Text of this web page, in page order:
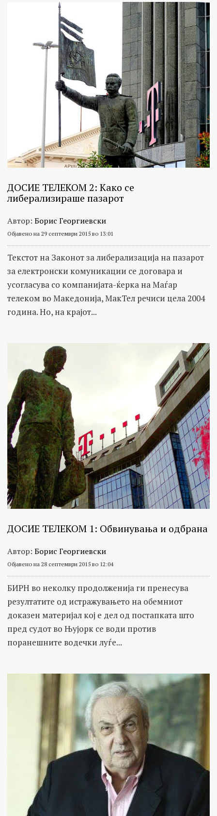
ДОСИЕ ТЕЛЕКОМ 2: Како се
либерализираше пазарот
Автор: Борис Георгиевски
Објавено на 29 септември 2015 во 13:01
Текстот на Законот за либерализација на пазарот
за електронски комуникации се договара и
усогласува со компанијата-ќерка на Маѓар
телеком во Македонија, МакТел речиси цела 2004
година. Но, на крајот...
ДОСИЕ ТЕЛЕКОМ 1: Обвинувања и одбрана
Автор: Борис Георгиевски
Објавено на 28 септември 2015 во 12:04
БИРН во неколку продолженија ги пренесува
резултатите од истражувањето на обемниот
доказен материјал кој е дел од постапката што
пред судот во Њујорк се води против
поранешните водечки луѓе...